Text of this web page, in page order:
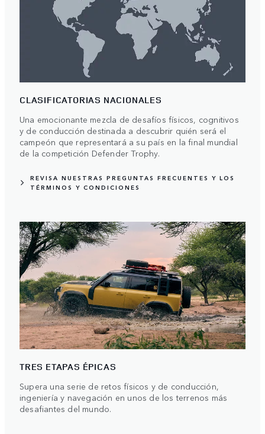
CLASIFICATORIAS NACIONALES
Una emocionante mezcla de desafíos físicos, cognitivos
y de conducción destinada a descubrir quién será el
campeón que representará a su país en la final mundial
de la competición Defender Trophy.
REVISA NUESTRAS PREGUNTAS FRECUENTES Y LOS
TÉRMINOS Y CONDICIONES
TRES ETAPAS ÉPICAS
Supera una serie de retos físicos y de conducción,
ingeniería y navegación en unos de los terrenos más
desafiantes del mundo.